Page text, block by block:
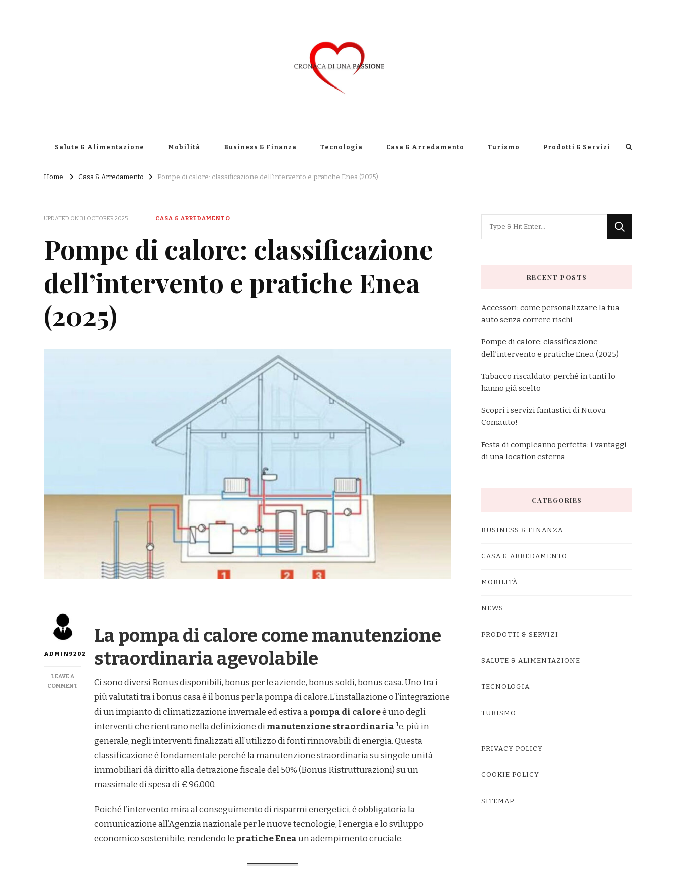
Salute & Alimentazione Mobilità Business & Finanza Tecnologia Casa & Arredamento Turismo Prodotti & Servizi
Home Casa & Arredamento Pompe di calore: classificazione dell’intervento e pratiche Enea (2025)
UPDATED ON 31 OCTOBER 2025 CASA & ARREDAMENTO
Pompe di calore: classificazione
dell’intervento e pratiche Enea
(2025)
ADMIN9202
LEAVE A
COMMENT
POMPE
CALORE:
CLASSIFICAZIONE
PRATICHE
(2025)
La pompa di calore come manutenzione
straordinaria agevolabile
Ci sono diversi Bonus disponibili, bonus per le aziende,bonus soldi, bonus casa. Uno tra i
più valutati tra i bonus casa è il bonus per la pompa di calore.L’installazione o l’integrazione
di un impianto di climatizzazione invernale ed estiva apompa di caloreè uno degli
interventi che rientrano nella definizione dimanutenzione straordinaria 1e, più in
generale, negli interventi finalizzati all’utilizzo di fonti rinnovabili di energia. Questa
classificazione è fondamentale perché la manutenzione straordinaria su singole unità
immobiliari dà diritto alla detrazione fiscale del 50% (Bonus Ristrutturazioni) su un
massimale di spesa di € 96.000.
Poiché l’intervento mira al conseguimento di risparmi energetici, è obbligatoria la
comunicazione all’Agenzia nazionale per le nuove tecnologie, l’energia e lo sviluppo
economico sostenibile, rendendo le pratiche Eneaun adempimento cruciale.
RECENT POSTS
Accessori: come personalizzare la tua
auto senza correre rischi
Pompe di calore: classificazione
dell’intervento e pratiche Enea (2025)
Tabacco riscaldato: perché in tanti lo
hanno già scelto
Scopri i servizi fantastici di Nuova
Comauto!
Festa di compleanno perfetta: i vantaggi
di una location esterna
CATEGORIES
BUSINESS & FINANZA
CASA & ARREDAMENTO
MOBILITÀ
NEWS
PRODOTTI & SERVIZI
SALUTE & ALIMENTAZIONE
TECNOLOGIA
TURISMO
PRIVACY POLICY
COOKIE POLICY
SITEMAP